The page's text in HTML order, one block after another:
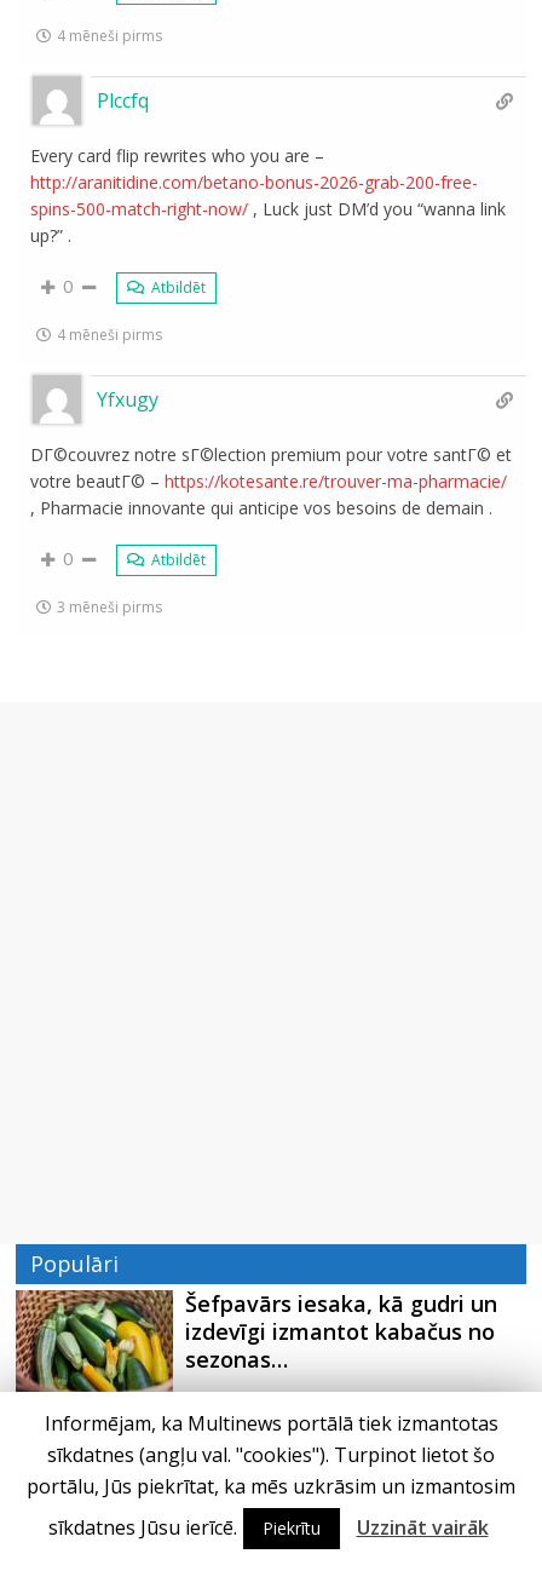
4 mēneši pirms
Plccfq
Every card flip rewrites who you are –
http://aranitidine.com/betano-bonus-2026-grab-200-free-
spins-500-match-right-now/ , Luck just DM’d you “wanna link
up?” .
0 Atbildēt
4 mēneši pirms
Yfxugy
DГ©couvrez notre sГ©lection premium pour votre santГ© et
votre beautГ© –https://kotesante.re/trouver-ma-pharmacie/
, Pharmacie innovante qui anticipe vos besoins de demain .
0 Atbildēt
3 mēneši pirms
Populāri
Šefpavārs iesaka, kā gudri un
izdevīgi izmantot kabačus no
sezonas…
5 svarīgi soļi, lai bērns skolā
atgrieztos vesels un gatavs…
Informējam, ka Multinews portālā tiek izmantotas
sīkdatnes (angļu val. "cookies"). Turpinot lietot šo
portālu, Jūs piekrītat, ka mēs uzkrāsim un izmantosim
sīkdatnes Jūsu ierīcē.
Piekrītu Uzzināt vairāk